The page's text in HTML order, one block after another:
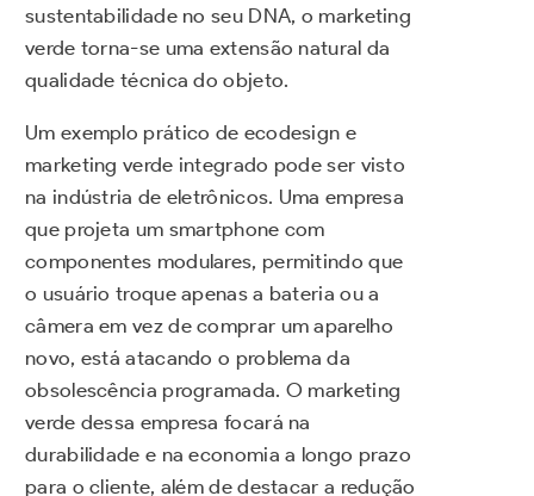
sustentabilidade no seu DNA, o marketing
verde torna-se uma extensão natural da
qualidade técnica do objeto.
Um exemplo prático de ecodesign e
marketing verde integrado pode ser visto
na indústria de eletrônicos. Uma empresa
que projeta um smartphone com
componentes modulares, permitindo que
o usuário troque apenas a bateria ou a
câmera em vez de comprar um aparelho
novo, está atacando o problema da
obsolescência programada. O marketing
verde dessa empresa focará na
durabilidade e na economia a longo prazo
para o cliente, além de destacar a redução